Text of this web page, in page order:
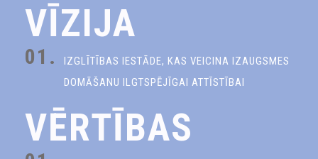
VĪZIJA
01.
IZGLĪTĪBAS IESTĀDE, KAS VEICINA IZAUGSMES
DOMĀŠANU ILGTSPĒJĪGAI ATTĪSTĪBAI
VĒRTĪBAS